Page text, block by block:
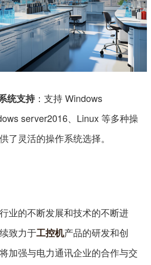
统支持：支持 Windows
server2016、Linux 等多种操
了灵活的操作系统选择。
的不断发展和技术的不断进
致力于工控机产品的研发和创
加强与电力通讯企业的合作与交